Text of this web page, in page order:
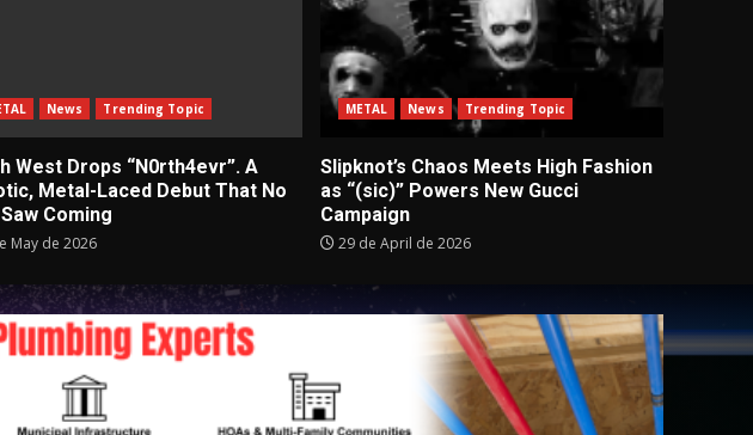
News Trending Topic
West Drops “N0rth4evr”. A
Metal-Laced Debut That No
Coming
May de 2026
METAL News Trending Topic
Slipknot’s Chaos Meets High Fashion
as “(sic)” Powers New Gucci
Campaign
29 de April de 2026